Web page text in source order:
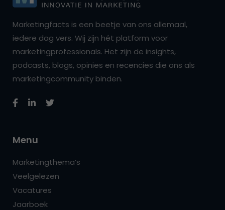
Marketingfacts is een beetje van ons allemaal,
iedere dag vers. Wij zijn hét platform voor
marketingprofessionals. Het zijn de insights,
podcasts, blogs, opinies en recencies die ons als
marketingcommunity binden.
Menu
Marketingthema’s
Veelgelezen
Vacatures
Jaarboek